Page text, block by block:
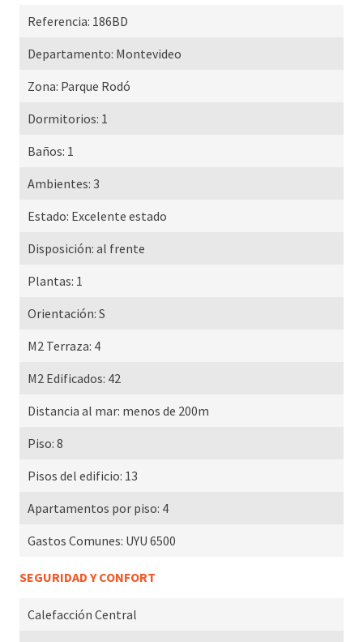
Referencia: 186BD
Departamento: Montevideo
Zona: Parque Rodó
Dormitorios: 1
Baños: 1
Ambientes: 3
Estado: Excelente estado
Disposición: al frente
Plantas: 1
Orientación: S
M2 Terraza: 4
M2 Edificados: 42
Distancia al mar: menos de 200m
Piso: 8
Pisos del edificio: 13
Apartamentos por piso: 4
Gastos Comunes: UYU 6500
SEGURIDAD Y CONFORT
Calefacción Central